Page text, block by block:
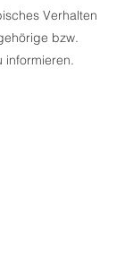
Verhalten
bzw.
informieren.